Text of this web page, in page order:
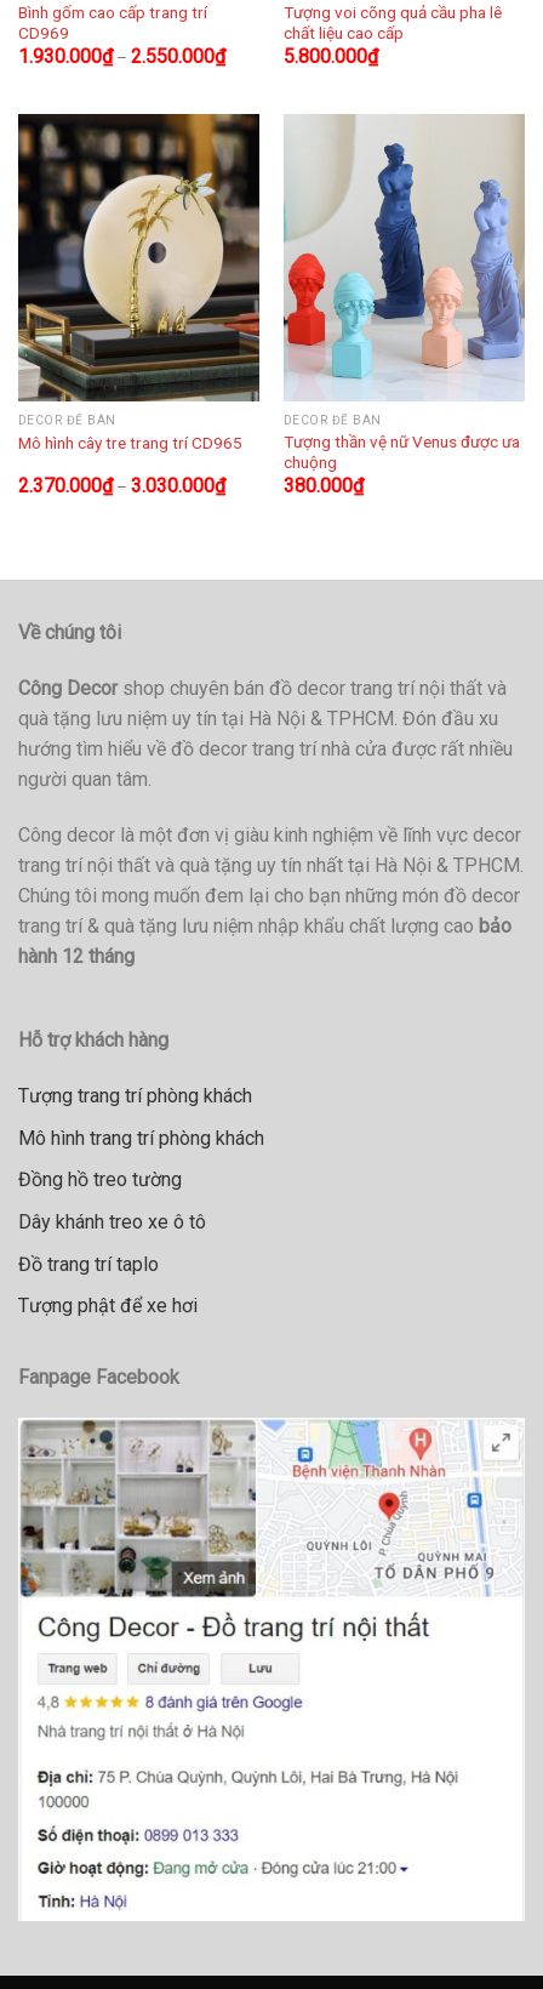
Bình gốm cao cấp trang trí
CD969
1.930.000₫– 2.550.000₫
Tượng voi cõng quả cầu pha lê
chất liệu cao cấp
5.800.000₫
DECOR ĐỂ BÀN
Mô hình cây tre trang trí CD965
2.370.000₫– 3.030.000₫
DECOR ĐỂ BÀN
Tượng thần vệ nữ Venus được ưa
chuộng
380.000₫
Về chúng tôi
Công Decorshop chuyên bán đồ decor trang trí nội thất và
quà tặng lưu niệm uy tín tại Hà Nội & TPHCM. Đón đầu xu
hướng tìm hiểu về đồ decor trang trí nhà cửa được rất nhiều
người quan tâm.
Công decor là một đơn vị giàu kinh nghiệm về lĩnh vực decor
trang trí nội thất và quà tặng uy tín nhất tại Hà Nội & TPHCM.
Chúng tôi mong muốn đem lại cho bạn những món đồ decor
trang trí & quà tặng lưu niệm nhập khẩu chất lượng cao bảo
hành 12 tháng
Hỗ trợ khách hàng
Tượng trang trí phòng khách
Mô hình trang trí phòng khách
Đồng hồ treo tường
Dây khánh treo xe ô tô
Đồ trang trí taplo
Tượng phật để xe hơi
Fanpage Facebook